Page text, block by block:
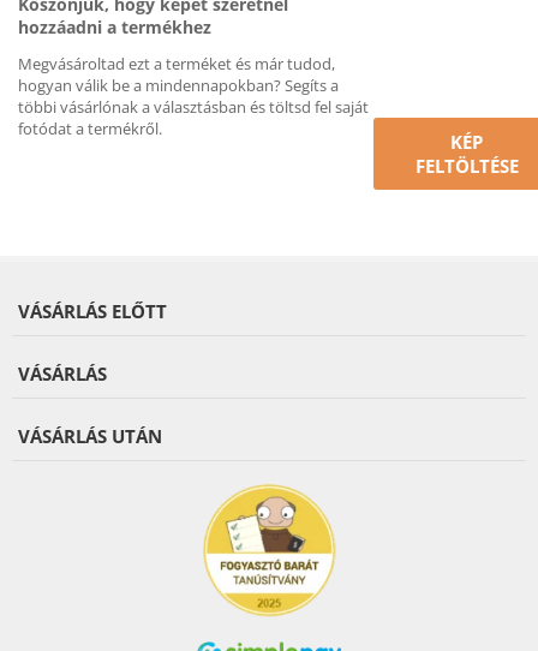
hozzáadni a termékhez
Megvásároltad ezt a terméket és már tudod,
hogyan válik be a mindennapokban? Segíts a
többi vásárlónak a választásban és töltsd fel saját
fotódat a termékről.
KÉP
FELTÖLTÉSE
VÁSÁRLÁS ELŐTT
VÁSÁRLÁS
VÁSÁRLÁS UTÁN